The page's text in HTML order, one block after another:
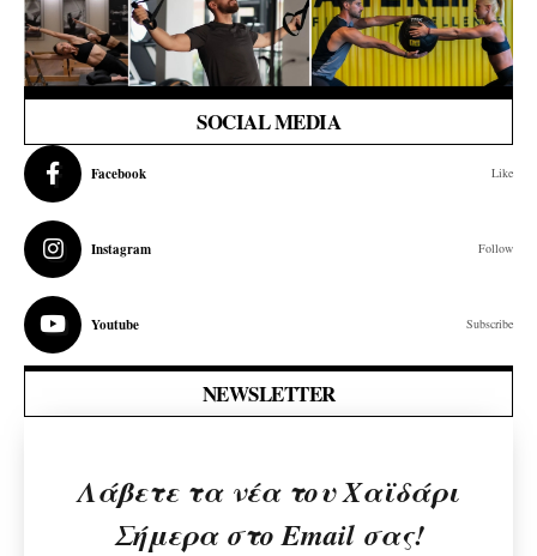
SOCIAL MEDIA
Facebook Like
Instagram Follow
Youtube Subscribe
NEWSLETTER
Λάβετε τα νέα του Χαϊδάρι
Σήμερα στο Email σας!